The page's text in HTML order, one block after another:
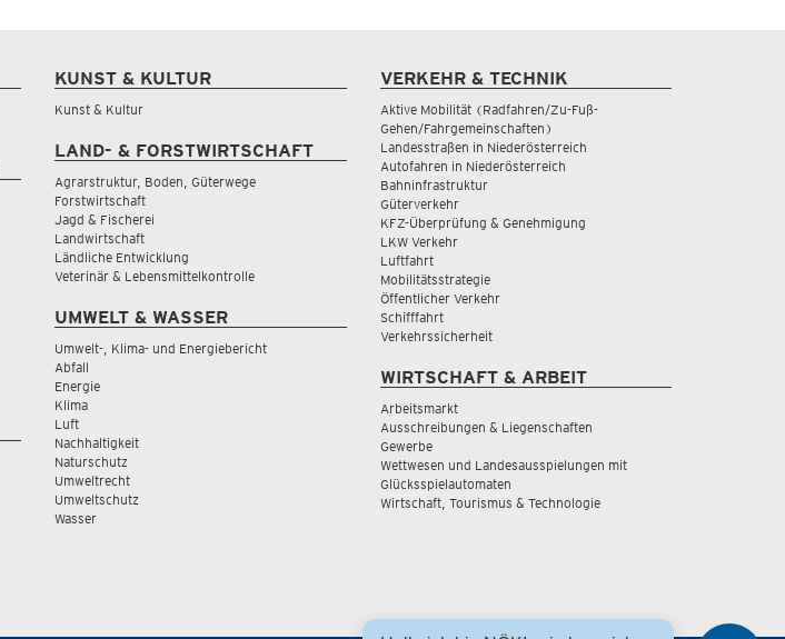
KUNST & KULTUR
Kunst & Kultur
LAND- & FORSTWIRTSCHAFT
Agrarstruktur, Boden, Güterwege
Forstwirtschaft
Jagd & Fischerei
Landwirtschaft
Ländliche Entwicklung
Veterinär & Lebensmittelkontrolle
UMWELT & WASSER
Umwelt-, Klima- und Energiebericht
Abfall
Energie
Klima
Luft
Nachhaltigkeit
Naturschutz
Umweltrecht
Umweltschutz
Wasser
VERKEHR & TECHNIK
Aktive Mobilität (Radfahren/Zu-Fuß-
Gehen/Fahrgemeinschaften)
Landesstraßen in Niederösterreich
Autofahren in Niederösterreich
Bahninfrastruktur
Güterverkehr
KFZ-Überprüfung & Genehmigung
LKW Verkehr
Luftfahrt
Mobilitätsstrategie
Öffentlicher Verkehr
Schifffahrt
Verkehrssicherheit
WIRTSCHAFT & ARBEIT
Arbeitsmarkt
Ausschreibungen & Liegenschaften
Gewerbe
Wettwesen und Landesausspielungen mit
Glücksspielautomaten
Wirtschaft, Tourismus & Technologie